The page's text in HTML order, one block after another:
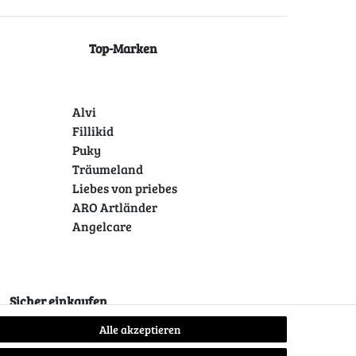
Top-Marken
Alvi
Fillikid
Puky
Träumeland
Liebes von priebes
ARO Artländer
Angelcare
Sicher einkaufen
Alle akzeptieren